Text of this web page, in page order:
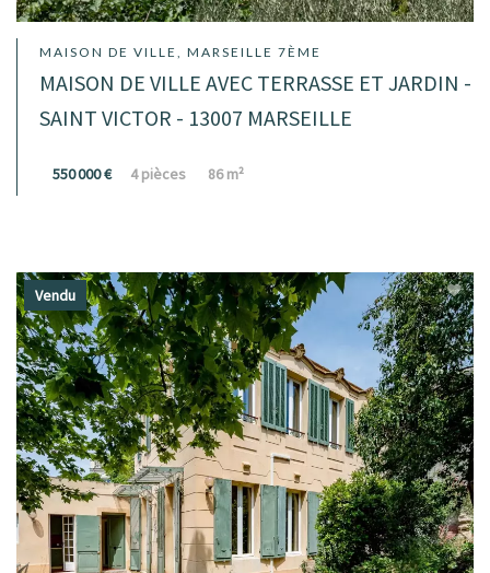
MAISON DE VILLE, MARSEILLE 7ÈME
MAISON DE VILLE AVEC TERRASSE ET JARDIN -
SAINT VICTOR - 13007 MARSEILLE
550 000 € 4 pièces 86 m²
Vendu